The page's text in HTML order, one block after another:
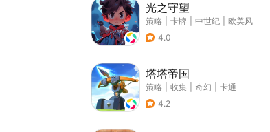
光之守望
策略 卡牌 中世纪
欧美风
4.0
塔塔帝国
策略 收集 奇幻
卡通
4.2